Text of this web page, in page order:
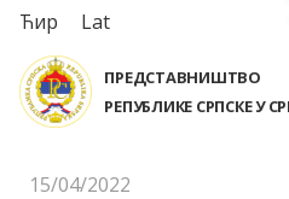
Ћир Lat
ПРЕДСТАВНИШТВО
РЕПУБЛИКЕ СРПСКЕ У
15/04/2022